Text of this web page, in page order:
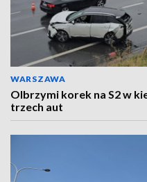
WARSZAWA
Olbrzymi korek na S2 w
trzech aut